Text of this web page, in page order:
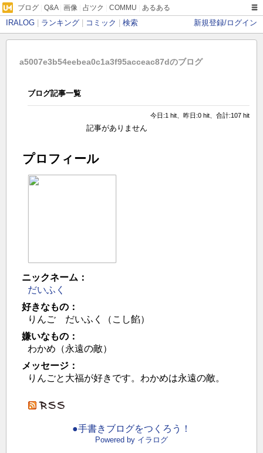
ブログ Q&A| 画像 占ツク COMMU あるある
IRALOG ランキング コミック 検索 新規登録/ログイン
a5007e3b54eebea0c1a3f95acceac87dのブログ
ブログ記事一覧
今日:1 hit、昨日:0 hit、合計:107 hit
記事がありません
プロフィール
ニックネーム：
だいふく
好きなもの：
りんご だいふく（こし餡）
嫌いなもの：
わかめ（永遠の敵）
メッセージ：
りんごと大福が好きです。わかめは永遠の敵。
●手書きブログをつくろう！
Powered by イラログ